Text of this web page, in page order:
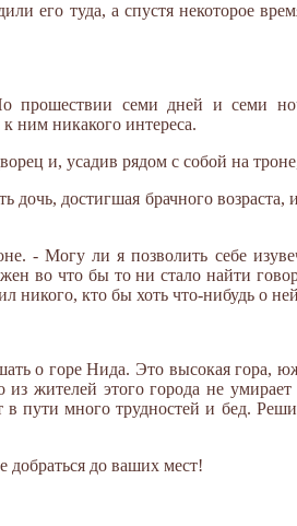
его туда, а спустя некоторое
прошествии семи дней и семи
ним никакого интереса.
и, усадив рядом с собой на
достигшая брачного возраста, и
- Могу ли я позволить себе
во что бы то ни стало найти
никого, кто бы хоть что-нибудь о
о горе Нида. Это высокая гора,
жителей этого города не
в пути много трудностей и бед.
до ваших мест!